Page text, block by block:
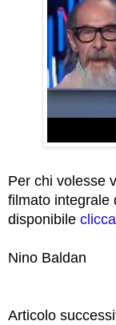
Per chi volesse
filmato integrale
disponibile
Nino Baldan
Articolo